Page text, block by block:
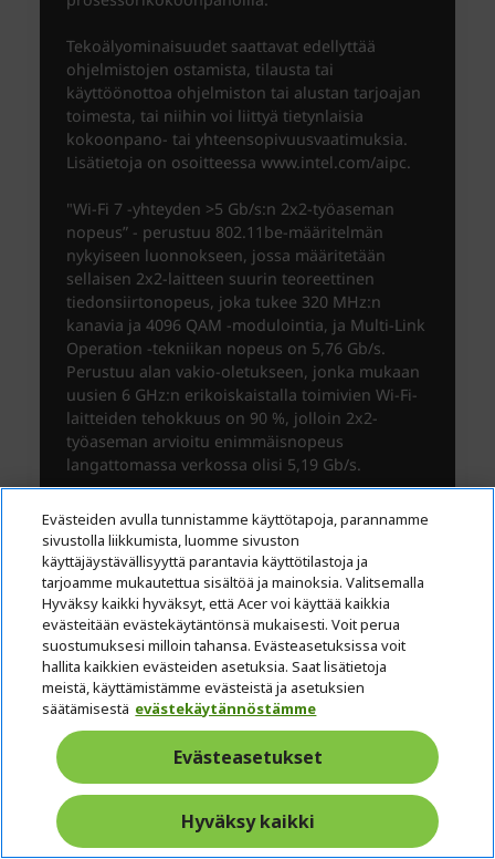
Evästeiden avulla tunnistamme käyttötapoja, parannamme
sivustolla liikkumista, luomme sivuston
käyttäjäystävällisyyttä parantavia käyttötilastoja ja
tarjoamme mukautettua sisältöä ja mainoksia. Valitsemalla
Hyväksy kaikki hyväksyt, että Acer voi käyttää kaikkia
evästeitään evästekäytäntönsä mukaisesti. Voit perua
suostumuksesi milloin tahansa. Evästeasetuksissa voit
hallita kaikkien evästeiden asetuksia. Saat lisätietoja
meistä, käyttämistämme evästeistä ja asetuksien
säätämisestä evästekäytännöstämme
Evästeasetukset
Hyväksy kaikki